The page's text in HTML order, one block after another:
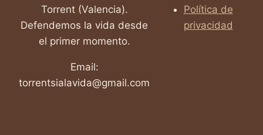
Torrent (Valencia).
Defendemos la vida desde
el primer momento.
Email:
torrentsialavida@gmail.com
Política de
privacidad